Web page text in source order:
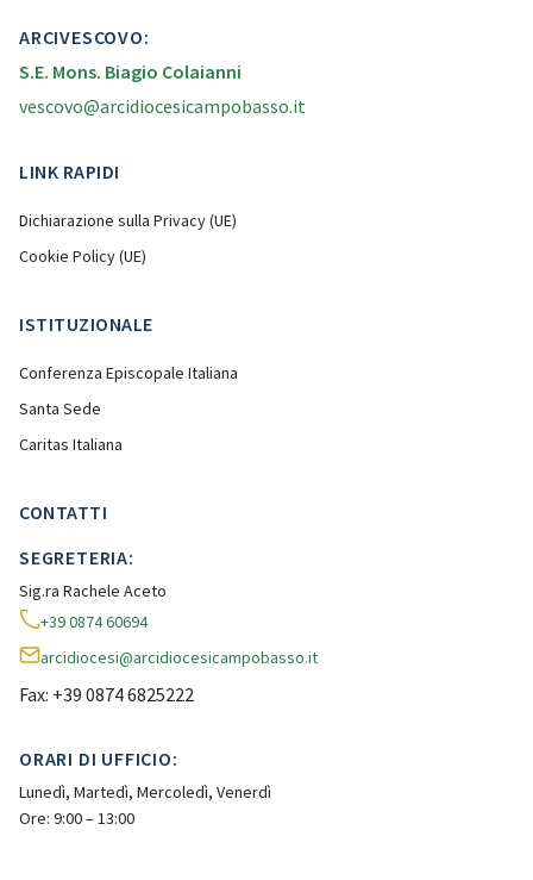
ARCIVESCOVO:
S.E. Mons. Biagio Colaianni
vescovo@arcidiocesicampobasso.it
LINK RAPIDI
Dichiarazione sulla Privacy (UE)
Cookie Policy (UE)
ISTITUZIONALE
Conferenza Episcopale Italiana
Santa Sede
Caritas Italiana
CONTATTI
SEGRETERIA:
Sig.ra Rachele Aceto
+39 0874 60694
arcidiocesi@arcidiocesicampobasso.it
Fax: +39 0874 6825222
ORARI DI UFFICIO:
Lunedì, Martedì, Mercoledì, Venerdì
Ore: 9:00 – 13:00